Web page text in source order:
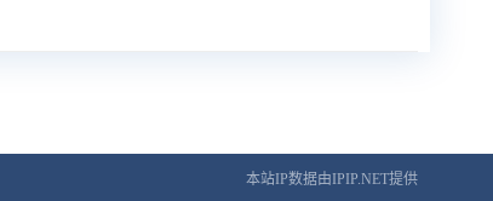
本站IP数据由IPIP.NET提供